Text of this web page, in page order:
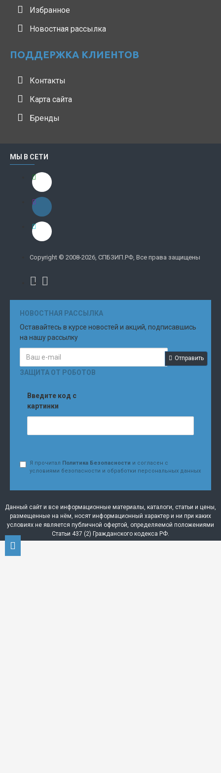
Избранное
Новостная рассылка
ПОДДЕРЖКА КЛИЕНТОВ
Контакты
Карта сайта
Бренды
МЫ В СЕТИ
Copyright © 2008-2026, СПБЗИП.РФ, Все права защищены
НОВОСТНАЯ РАССЫЛКА
Оставайтесь в курсе новостей и акций, подписавшись
на нашу рассылку
Отправить
ЗАЩИТА ОТ РОБОТОВ
Введите код с
картинки
Я прочитал Политика Безопасности и согласен с
условиями безопасности и обработки персональных данных
Данный сайт и все информационные материалы, каталоги, статьи и цены,
размещенные на нём, носят информационный характер и ни при каких
условиях не является публичной офертой, определяемой положениями
Статьи 437 (2) Гражданского кодекса РФ.